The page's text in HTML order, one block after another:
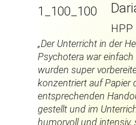
HPP
„Der Unterricht in der
Psychotera war
wurden super
konzentriert auf Papier
entsprechenden
gestellt und im
humorvoll und